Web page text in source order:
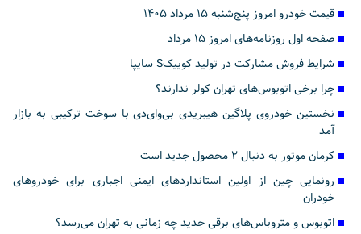
قیمت خودرو امروز پنج‌شنبه ۱۵ مرداد ۱۴۰۵
صفحه اول روزنامه‌های امروز ۱۵ مرداد
شرایط فروش مشارکت در تولید کوییکS سایپا
چرا برخی اتوبوس‌های تهران کولر ندارند؟
نخستین خودروی پلاگین هیبریدی بی‌وای‌دی با سوخت ترکیبی به بازار
آمد
کرمان موتور به دنبال ۲ محصول جدید است
رونمایی چین از اولین استانداردهای ایمنی اجباری برای خودروهای
خودران
اتوبوس و متروباس‌های برقی جدید چه زمانی به تهران می‌رسد؟